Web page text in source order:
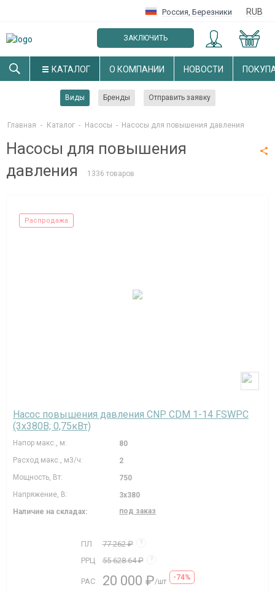
Россия, Березники RUB
ЗАКЛЮЧИТЬ
ОПТОВЫЙ ДОГОВОР
КАТАЛОГ О КОМПАНИИ НОВОСТИ
Виды Бренды Отправить заявку
Главная - Каталог - Насосы - Насосы для повышения давления
Насосы для повышения
давления
1336 товаров
Распродажа
Насос повышения давления CNP CDM 1-14 FSWPC
(3х380В; 0,75кВт)
Напор макс., м:
80
Расход макс., м3/ч:
2
Мощность, Вт:
750
Напряжение, В:
3х380
Наличие на складах:
под заказ
ПЛ 77 262 ₽ ?
РРЦ 55 628.64 ₽ ?
РАС 20 000 ₽/шт -74%